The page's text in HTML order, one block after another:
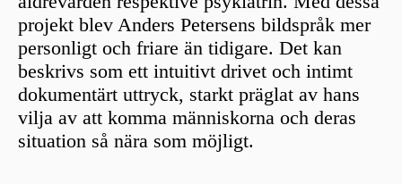
projekt blev Anders Petersens bildspråk mer
personligt och friare än tidigare. Det kan
beskrivs som ett intuitivt drivet och intimt
dokumentärt uttryck, starkt präglat av hans
vilja av att komma människorna och deras
situation så nära som möjligt.